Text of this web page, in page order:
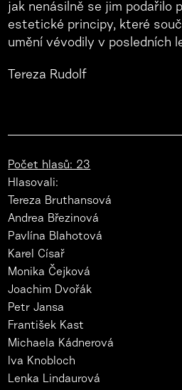
jak nenásilně se jim podařilo
estetické principy, které
umění vévodily v posledních
Tereza Rudolf
Počet hlasů: 23
Hlasovali:
Tereza Bruthansová
Andrea Březinová
Pavlína Blahotová
Karel Císař
Monika Čejková
Joachim Dvořák
Petr Jansa
František Kast
Michaela Kádnerová
Iva Knobloch
Lenka Lindaurová